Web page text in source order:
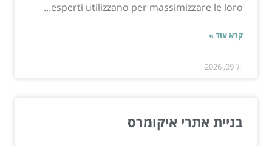
esperti utilizzano per massimizzare le loro...
קרא עוד »
יול 09, 2026
בניית אתרי איקומרס